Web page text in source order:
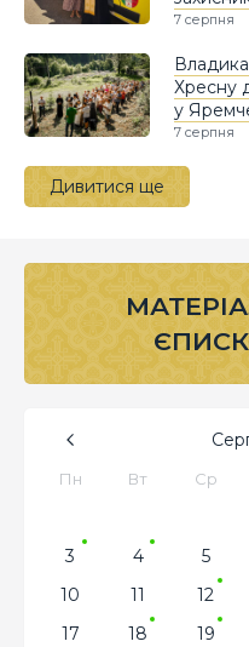
7 серпня
Хресну
у
7 серпня
Дивитися ще
Пн Вт Ср
3
4 5
10
11 12
17
18 19